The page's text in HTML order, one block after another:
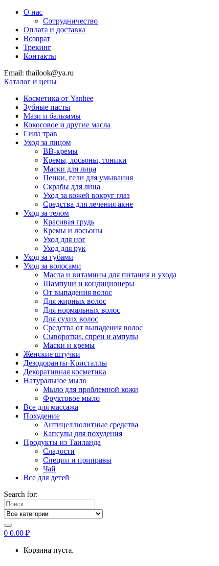
О нас
Сотрудничество
Оплата и доставка
Возврат
Трекинг
Контакты
Email: thailook@ya.ru
Каталог и цены
Косметика от Yanhee
Зубные пасты
Мази и бальзамы
Кокосовое и другие масла
Сила трав
Уход за лицом
BB-кремы
Кремы, лосьоны, тоники
Маски для лица
Пенки, гели для умывания
Скрабы для лица
Уход за кожей вокруг глаз
Средства для лечения акне
Уход за телом
Красивая грудь
Кремы и лосьоны
Уход для ног
Уход для рук
Уход за губами
Уход за волосами
Масла и витамины для питания и ухода
Шампуни и кондиционеры
От выпадения волос
Для жирных волос
Для нормальных волос
Для сухих волос
Средства от выпадения волос
Сыворотки, спреи и ампулы
Маски и кремы
Женские штучки
Дезодоранты-Кристаллы
Декоративная косметика
Натуральное мыло
Мыло для проблемной кожи
Фруктовое мыло
Все для массажа
Похудение
Антицеллюлитные средства
Капсулы для похудения
Продукты из Таиланда
Сладости
Специи и приправы
Чай
Все для детей
Search for:
0 0.00 ₽
Корзина пуста.